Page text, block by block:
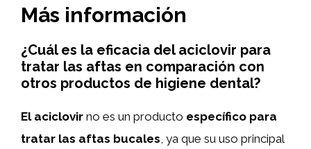
Más información
¿Cuál es la eficacia del aciclovir para
tratar las aftas en comparación con
otros productos de higiene dental?
El aciclovir no es un producto específico para
tratar las aftas bucales, ya que su uso principal